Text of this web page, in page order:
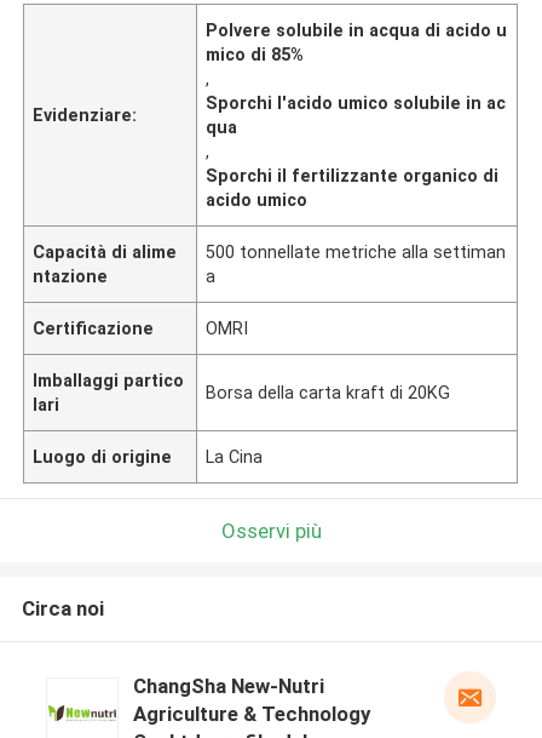
Evidenziare:
Polvere solubile in acqua di acido u
mico di 85%
,
Sporchi l'acido umico solubile in ac
qua
,
Sporchi il fertilizzante organico di
acido umico
Capacità di alime
ntazione
500 tonnellate metriche alla settiman
a
Certificazione OMRI
Imballaggi partico
lari
Borsa della carta kraft di 20KG
Luogo di origine La Cina
Osservi più
Circa noi
ChangSha New-Nutri
Agriculture & Technology